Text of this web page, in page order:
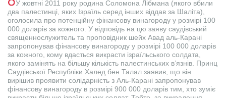
У жовтні 2011 року родина Соломона Лібмана (якого вбили
два палестинці, яких Ізраїль серед інших віддав за Шаліта),
оголосила про потенційну фінансову винагороду у розмірі 100
000 доларів за кожного. У відповідь на цю заяву саудівський
священнослужитель та проповідник шейх Авад аль-Карані
запропонував фінансову винагороду у розмірі 100 000 доларів
за кожного, кому вдасться викрасти ізраїльського солдата,
якого замінять на більшу кількість палестинських в’язнів. Принц
Саудівської Республіки Халед бен Талал заявив, що він
вирішив проявити солідарність з Аль-Карані запропонував
фінансову винагороду в розмірі 900 000 доларів тим, хто зуміє